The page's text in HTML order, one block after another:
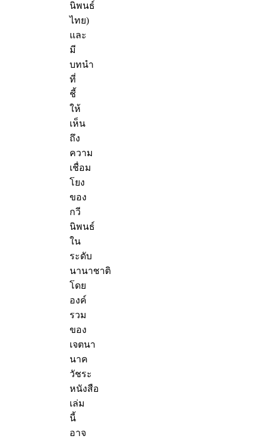
นิพนธ์
ไทย)
และ
มี
บทนำ
ที่
ชี้
ให้
เห็น
ถึง
ความ
เชื่อม
โยง
ของ
กวี
นิพนธ์
ใน
ระดับ
นานาชาติ
โดย
องค์
รวม
ของ
เจตนา
นาค
วัชระ
หนังสือ
เล่ม
นี้
อาจ